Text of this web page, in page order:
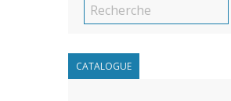
CATALOGUE